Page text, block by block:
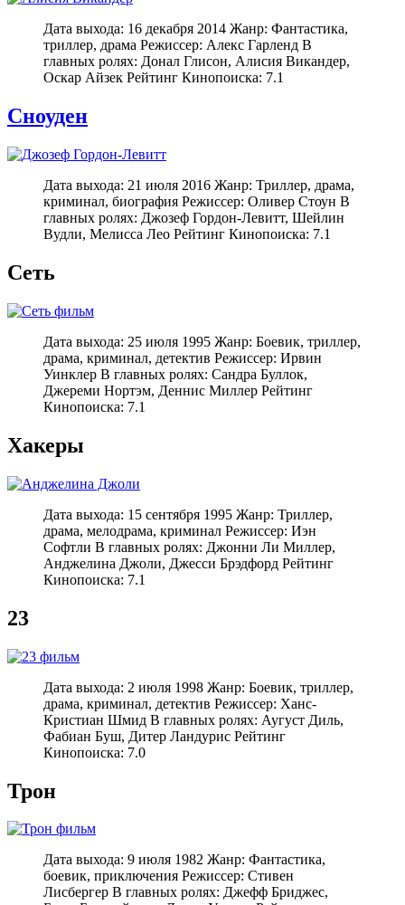
Дата выхода: 16 декабря 2014 Жанр: Фантастика,
триллер, драма Режиссер: Алекс Гарленд В
главных ролях: Донал Глисон, Алисия Викандер,
Оскар Айзек Рейтинг Кинопоиска: 7.1
Сноуден
Дата выхода: 21 июля 2016 Жанр: Триллер, драма,
криминал, биография Режиссер: Оливер Стоун В
главных ролях: Джозеф Гордон-Левитт, Шейлин
Вудли, Мелисса Лео Рейтинг Кинопоиска: 7.1
Сеть
Дата выхода: 25 июля 1995 Жанр: Боевик, триллер,
драма, криминал, детектив Режиссер: Ирвин
Уинклер В главных ролях: Сандра Буллок,
Джереми Нортэм, Деннис Миллер Рейтинг
Кинопоиска: 7.1
Хакеры
Дата выхода: 15 сентября 1995 Жанр: Триллер,
драма, мелодрама, криминал Режиссер: Иэн
Софтли В главных ролях: Джонни Ли Миллер,
Анджелина Джоли, Джесси Брэдфорд Рейтинг
Кинопоиска: 7.1
23
Дата выхода: 2 июля 1998 Жанр: Боевик, триллер,
драма, криминал, детектив Режиссер: Ханс-
Кристиан Шмид В главных ролях: Аугуст Диль,
Фабиан Буш, Дитер Ландурис Рейтинг
Кинопоиска: 7.0
Трон
Дата выхода: 9 июля 1982 Жанр: Фантастика,
боевик, приключения Режиссер: Стивен
Лисбергер В главных ролях: Джефф Бриджес,